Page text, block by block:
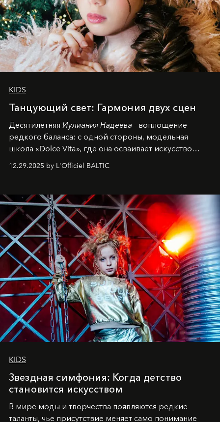
KIDS
Танцующий свет: Гармония двух сцен
Десятилетняя Иулиания Надеева - воплощение
редкого баланса: с одной стороны, модельная
школа «Dolce Vita», где она осваивает искусство
позы и образа, с другой - подготовительная
балетная студия при хореографическом училище,
танцевального пути за плечами.
12.29.2025 by L'Officiel BALTIC
KIDS
Звездная симфония: Когда детство
становится искусством
В мире моды и творчества появляются редкие
таланты, чье присутствие меняет само понимание